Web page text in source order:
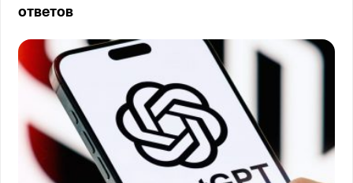
ответов